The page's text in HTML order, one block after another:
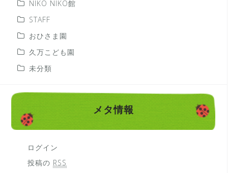
NIKO NIKO館
STAFF
おひさま園
久万こども園
未分類
メタ情報
ログイン
投稿の RSS